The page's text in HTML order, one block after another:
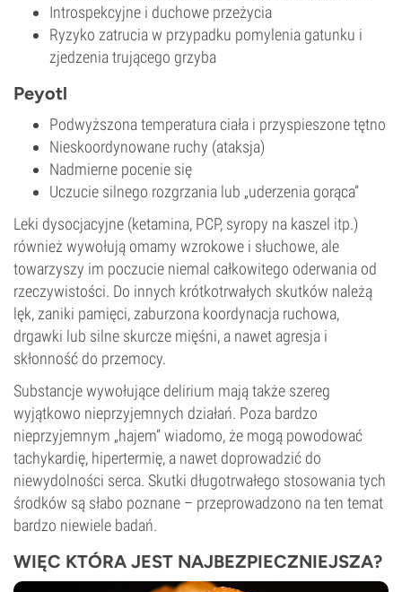
Introspekcyjne i duchowe przeżycia
Ryzyko zatrucia w przypadku pomylenia gatunku i
zjedzenia trującego grzyba
Peyotl
Podwyższona temperatura ciała i przyspieszone tętno
Nieskoordynowane ruchy (ataksja)
Nadmierne pocenie się
Uczucie silnego rozgrzania lub „uderzenia gorąca”
Leki dysocjacyjne (ketamina, PCP, syropy na kaszel itp.)
również wywołują omamy wzrokowe i słuchowe, ale
towarzyszy im poczucie niemal całkowitego oderwania od
rzeczywistości. Do innych krótkotrwałych skutków należą
lęk, zaniki pamięci, zaburzona koordynacja ruchowa,
drgawki lub silne skurcze mięśni, a nawet agresja i
skłonność do przemocy.
Substancje wywołujące delirium mają także szereg
wyjątkowo nieprzyjemnych działań. Poza bardzo
nieprzyjemnym „hajem” wiadomo, że mogą powodować
tachykardię, hipertermię, a nawet doprowadzić do
niewydolności serca. Skutki długotrwałego stosowania tych
środków są słabo poznane – przeprowadzono na ten temat
bardzo niewiele badań.
WIĘC KTÓRA JEST NAJBEZPIECZNIEJSZA?